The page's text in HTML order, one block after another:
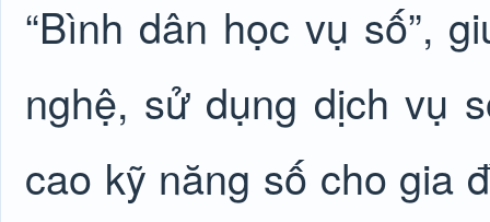
“Bình dân học vụ số”,
nghệ, sử dụng dịch vụ
cao kỹ năng số cho gia